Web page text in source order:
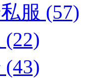
服 (57)
(22)
(43)